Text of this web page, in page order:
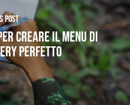
Post
creare il menu di
perfetto